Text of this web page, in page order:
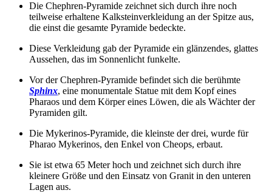
Die Chephren-Pyramide zeichnet sich durch ihre noch
teilweise erhaltene Kalksteinverkleidung an der Spitze aus,
die einst die gesamte Pyramide bedeckte.
Diese Verkleidung gab der Pyramide ein glänzendes, glattes
Aussehen, das im Sonnenlicht funkelte.
Vor der Chephren-Pyramide befindet sich die berühmte
Sphinx, eine monumentale Statue mit dem Kopf eines
Pharaos und dem Körper eines Löwen, die als Wächter der
Pyramiden gilt.
Die Mykerinos-Pyramide, die kleinste der drei, wurde für
Pharao Mykerinos, den Enkel von Cheops, erbaut.
Sie ist etwa 65 Meter hoch und zeichnet sich durch ihre
kleinere Größe und den Einsatz von Granit in den unteren
Lagen aus.